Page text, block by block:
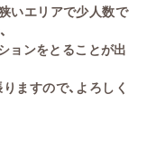
いエリアで少人数で
ョンをとることが出
ますので、よろしく